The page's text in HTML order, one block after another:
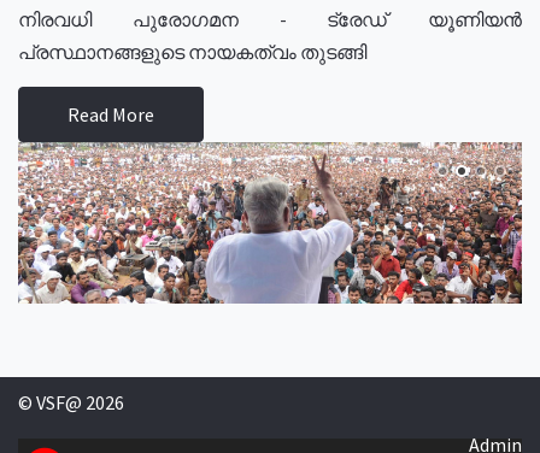
നിരവധി പുരോഗമന - ട്രേഡ് യൂണിയൻ
പ്രസ്ഥാനങ്ങളുടെ നായകത്വം തുടങ്ങി
Read More
© VSF@ 2026
Admin